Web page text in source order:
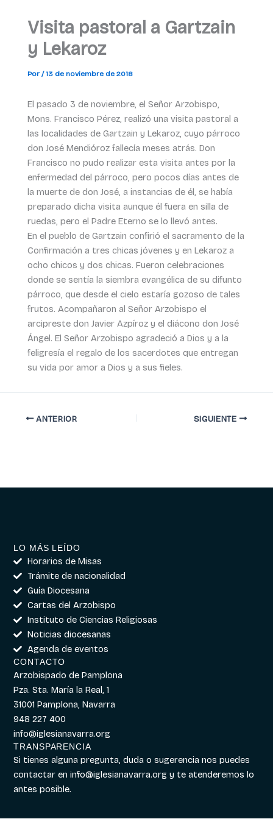
Visita pastoral a Gartzain
y Lekaroz
Por /13 de noviembre de 2018
El pasado 3 de noviembre, el Señor Arzobispo,
Mons. Francisco Pérez, realizó una visita pastoral a
las localidades de Gartzain y Lekaroz, cuyo párroco
don José Mendióroz fallecía meses atrás. Don
Francisco no pudo realizar esta visita antes por la
enfermedad del párroco, pero pocos días antes de
la muerte de don José, a instancias de él, se había
preparado dicha visita aunque él fuera en silla de
ruedas, pero el Padre Eterno se lo llevó antes.
En el pueblo de Gartzain confirió el sacramento de la
Confirmación a tres chicas jóvenes y en Lekaroz a
ocho chicos y dos chicas. Fueron celebraciones
donde se sentía la siembra evangélica de su difunto
párroco, que desde el cielo estaría gozoso de tales
frutos. Acompañaron al Señor Arzobispo el
arcipreste don Javier Azpíroz y el diácono don José
Ángel. El Señor Arzobispo agradeció a Dios y a la
feligresía el regalo de los sacerdotes que entregan
su vida por amor a Dios y a sus fieles.
ANTERIOR SIGUIENTE
LO MÁS LEÍDO
Horarios de Misas
Trámite de nacionalidad
Guía Diocesana
Cartas del Arzobispo
Instituto de Ciencias Religiosas
Noticias diocesanas
Agenda de eventos
CONTACTO
Arzobispado de Pamplona
Pza. Sta. María la Real, 1
31001 Pamplona, Navarra
948 227 400
info@iglesianavarra.org
TRANSPARENCIA
Si tienes alguna pregunta, duda o sugerencia nos puedes
contactar eninfo@iglesianavarra.org y te atenderemos lo
antes posible.